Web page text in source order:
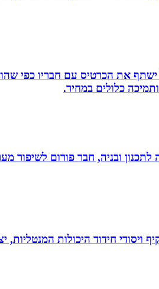
את הכרטיס עם חבריו כפי
כלולים במחיר.
ובניה, חבר פורום לשיפור
ויסודי חידוד היכולות